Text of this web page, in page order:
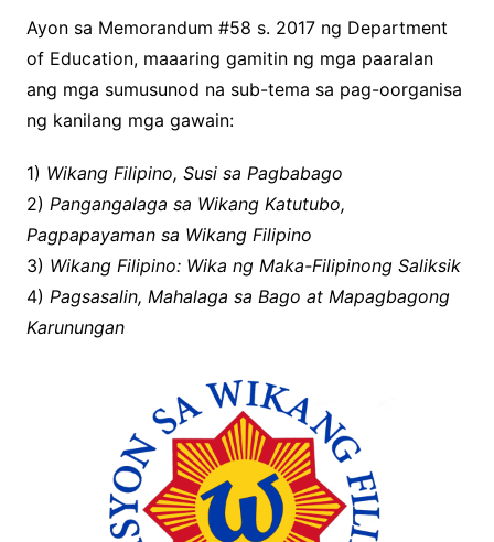
Ayon sa Memorandum #58 s. 2017 ng Department
of Education, maaaring gamitin ng mga paaralan
ang mga sumusunod na sub-tema sa pag-oorganisa
ng kanilang mga gawain:
1) Wikang Filipino, Susi sa Pagbabago
2) Pangangalaga sa Wikang Katutubo,
Pagpapayaman sa Wikang Filipino
3) Wikang Filipino: Wika ng Maka-Filipinong Saliksik
4) Pagsasalin, Mahalaga sa Bago at Mapagbagong
Karunungan